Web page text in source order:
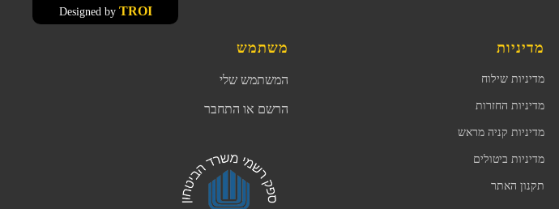
TROI
Designed by
מדיניות
מדיניות שילוח
מדיניות החזרות
מדיניות קניה מראש
מדיניות ביטולים
תקנון האתר
משתמש
המשתמש שלי
הרשם או התחבר